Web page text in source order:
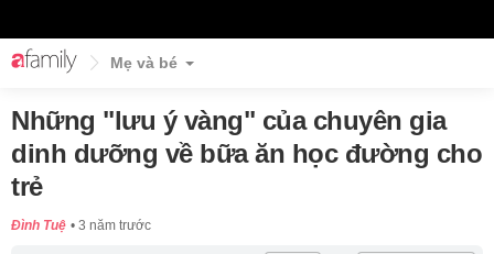
Mẹ và bé
Những "lưu ý vàng" của chuyên gia
dinh dưỡng về bữa ăn học đường cho
trẻ
Đình Tuệ 3 năm trước